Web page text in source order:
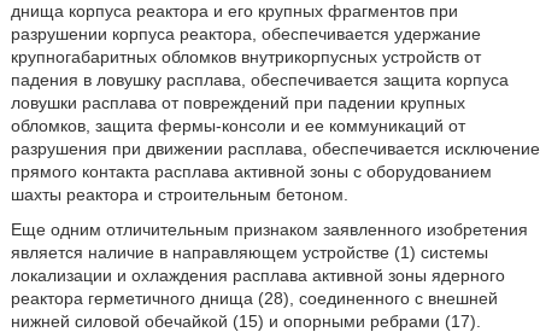
днища корпуса реактора и его крупных фрагментов при
разрушении корпуса реактора, обеспечивается удержание
крупногабаритных обломков внутрикорпусных устройств от
падения в ловушку расплава, обеспечивается защита корпуса
ловушки расплава от повреждений при падении крупных
обломков, защита фермы-консоли и ее коммуникаций от
разрушения при движении расплава, обеспечивается исключение
прямого контакта расплава активной зоны с оборудованием
шахты реактора и строительным бетоном.
Еще одним отличительным признаком заявленного изобретения
является наличие в направляющем устройстве (1) системы
локализации и охлаждения расплава активной зоны ядерного
реактора герметичного днища (28), соединенного с внешней
нижней силовой обечайкой (15) и опорными ребрами (17).